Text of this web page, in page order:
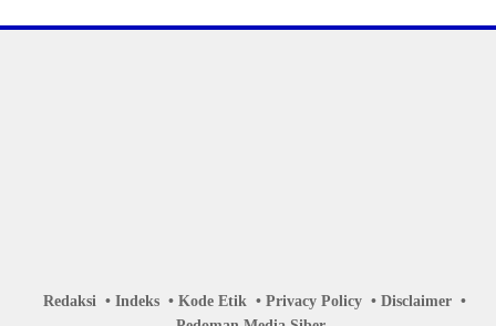
Redaksi Indeks Kode Etik Privacy Policy
Disclaimer